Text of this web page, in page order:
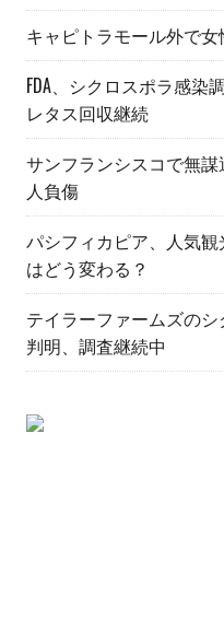
キャピトラモール外で
FDA、シクロスポラ感染
レタス回収継続
サンフランシスコで無
人負傷
パシフィカピア、人気
はどう変わる？
テイラーファームズの
判明、調査継続中